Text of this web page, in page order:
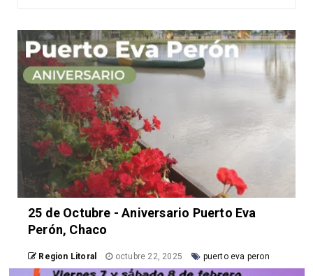
25 de Octubre - Aniversario Puerto Eva
Perón, Chaco
Region Litoral octubre 22, 2025 puerto eva peron